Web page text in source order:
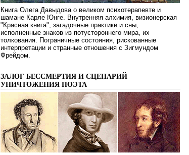
Книга Олега Давыдова о великом психотерапевте и
шамане Карле Юнге. Внутренняя алхимия, визионерская
"Красная книга", загадочные практики и сны,
исполненные знаков из потустороннего мира, их
толкования. Пограничные состояния, рискованные
интерпретации и странные отношения с Зигмундом
Фрейдом.
ЗАЛОГ БЕССМЕРТИЯ И СЦЕНАРИЙ
УНИЧТОЖЕНИЯ ПОЭТА